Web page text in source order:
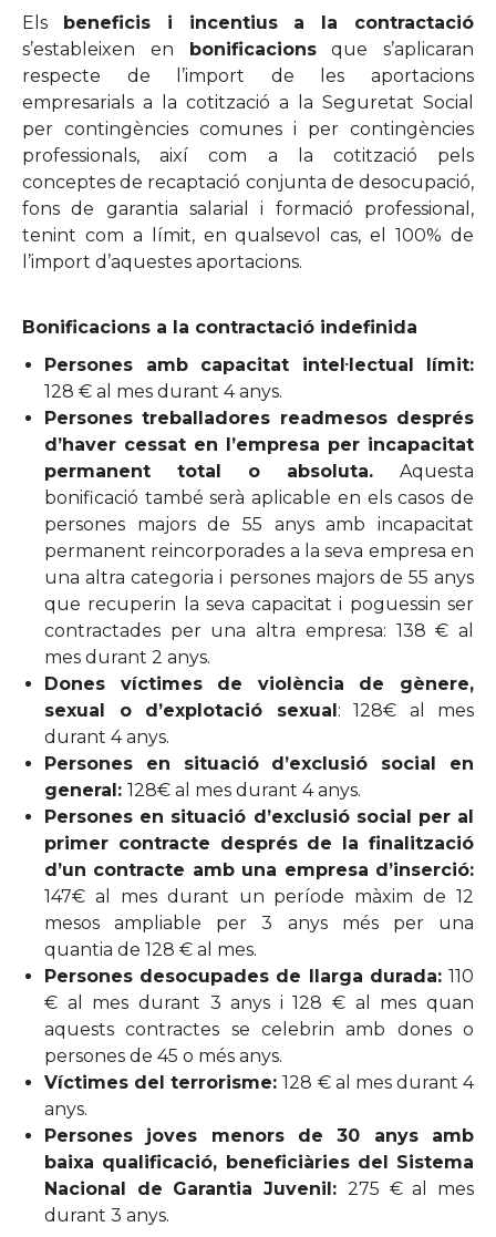
Els
beneficis i incentius a la contractació
s’estableixen en
bonificacionsque s’aplicaran
respecte de l’import de les aportacions
empresarials a la cotització a la Seguretat Social
per contingències comunes i per contingències
professionals, així com a la cotització pels
conceptes de recaptació conjunta de desocupació,
fons de garantia salarial i formació professional,
tenint com a límit, en qualsevol cas, el 100% de
l’import d’aquestes aportacions.
Bonificacions a la contractació indefinida
Persones amb capacitat intel·lectual límit:
128 € al mes durant 4 anys.
Persones treballadores readmesos després
d’haver cessat en l’empresa per incapacitat
permanent total o absoluta. Aquesta
bonificació també serà aplicable en els casos de
persones majors de 55 anys amb incapacitat
permanent reincorporades a la seva empresa en
una altra categoria i persones majors de 55 anys
que recuperin la seva capacitat i poguessin ser
contractades per una altra empresa: 138 € al
mes durant 2 anys.
Dones víctimes de violència de gènere,
sexual o d’explotació sexual : 128€ al mes
durant 4 anys.
Persones en situació d’exclusió social en
general: 128€ al mes durant 4 anys.
Persones en situació d’exclusió social per al
primer contracte després de la finalització
d’un contracte amb una empresa d’inserció:
147€ al mes durant un període màxim de 12
mesos ampliable per 3 anys més per una
quantia de 128 € al mes.
Persones desocupades de llarga durada: 110
€ al mes durant 3 anys i 128 € al mes quan
aquests contractes se celebrin amb dones o
persones de 45 o més anys.
Víctimes del terrorisme:128 € al mes durant 4
anys.
Persones joves menors de 30 anys amb
baixa qualificació, beneficiàries del Sistema
Nacional de Garantia Juvenil: 275 € al mes
durant 3 anys.